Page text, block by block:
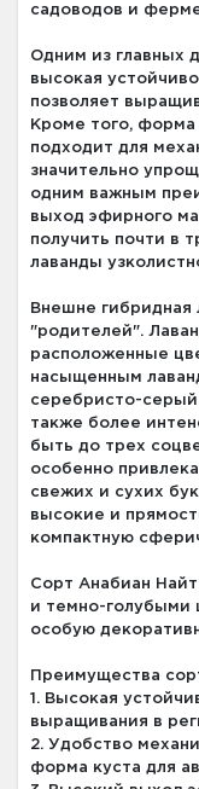
садоводов и
Одним из главных
высокая
позволяет
Кроме того, форма
подходит для
значительно
одним важным
выход эфирного
получить почти в
лаванды
Внешне гибридная
"родителей".
расположенные
насыщенным
серебристо-серый
также более
быть до трех
особенно
свежих и сухих
высокие и
компактную
Сорт Анабиан
и темно-голубыми
особую
Преимущества
1. Высокая
выращивания в
2. Удобство
форма куста для